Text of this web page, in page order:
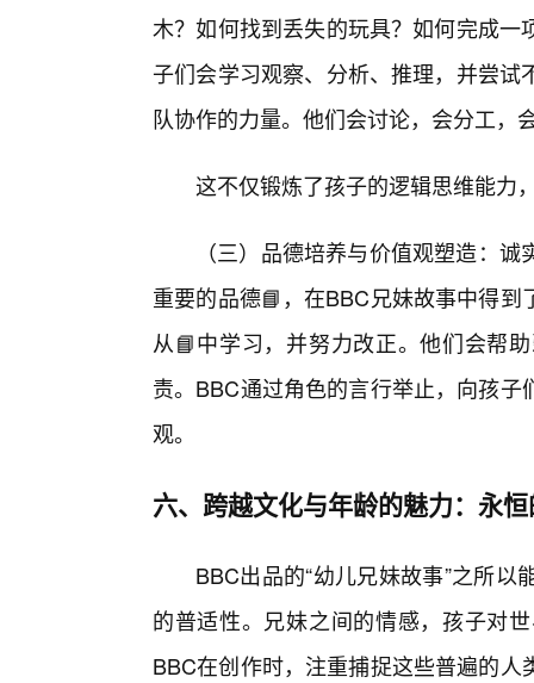
木？如何找到丢失的玩具？如何完成
子们会学习观察、分析、推理，并尝
队协作的力量。他们会讨论，会分工，
这不仅锻炼了孩子的逻辑思维能力
（三）品德培养与价值观塑造：
重要的品德📘，在BBC兄妹故事中得
从📘中学习，并努力改正。他们会帮
责。BBC通过角色的言行举止，向孩
观。
六、跨越文化与年龄的魅力：永
BBC出品的“幼儿兄妹故事”之所
的普适性。兄妹之间的情感，孩子对
BBC在创作时，注重捕捉这些普遍的